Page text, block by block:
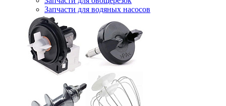
Запчасти для водяных насосов